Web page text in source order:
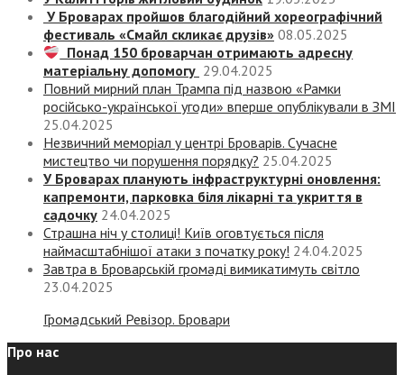
У Броварах пройшов благодійний хореографічний
фестиваль «Смайл скликає друзів» 08.05.2025
Понад 150 броварчан отримають адресну
матеріальну допомогу 29.04.2025
Повний мирний план Трампа під назвою «‎Рамки
російсько-української угоди» вперше опублікували в ЗМІ
25.04.2025
Незвичний меморіал у центрі Броварів. Сучасне
мистецтво чи порушення порядку? 25.04.2025
У Броварах планують інфраструктурні оновлення:
капремонти, парковка біля лікарні та укриття в
садочку 24.04.2025
Страшна ніч у столиці! Київ оговтується після
наймасштабнішої атаки з початку року! 24.04.2025
Завтра в Броварській громаді вимикатимуть світло
23.04.2025
Громадський Ревізор. Бровари
Про нас